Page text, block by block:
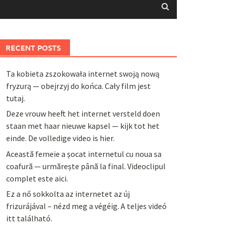
RECENT POSTS
Ta kobieta zszokowała internet swoją nową
fryzurą — obejrzyj do końca. Cały film jest
tutaj.
Deze vrouw heeft het internet versteld doen
staan met haar nieuwe kapsel — kijk tot het
einde. De volledige video is hier.
Această femeie a șocat internetul cu noua sa
coafură — urmărește până la final. Videoclipul
complet este aici.
Ez a nő sokkolta az internetet az új
frizurájával – nézd meg a végéig. A teljes videó
itt található.